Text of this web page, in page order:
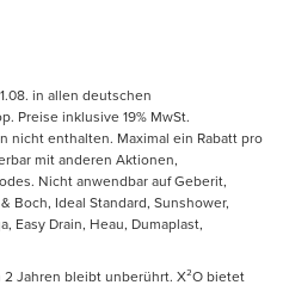
in allen deutschen
Preise inklusive 19% MwSt.
nicht enthalten. Maximal ein Rabatt pro
mit anderen Aktionen,
Nicht anwendbar auf Geberit,
Boch, Ideal Standard, Sunshower,
Easy Drain, Heau, Dumaplast,
Jahren bleibt unberührt. X²O bietet